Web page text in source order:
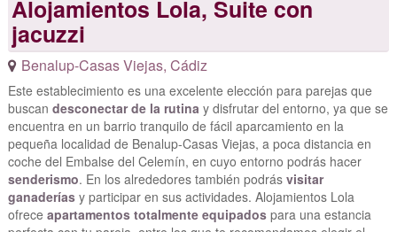
Alojamientos Lola, Suite con
jacuzzi
Benalup-Casas Viejas, Cádiz
Este establecimiento es una excelente elección para parejas que
buscan desconectar de la rutina y disfrutar del entorno, ya que se
encuentra en un barrio tranquilo de fácil aparcamiento en la
pequeña localidad de Benalup-Casas Viejas, a poca distancia en
coche del Embalse del Celemín, en cuyo entorno podrás hacer
senderismo. En los alrededores también podrás visitar
ganaderíasy participar en sus actividades. Alojamientos Lola
ofrece apartamentos totalmente equipadospara una estancia